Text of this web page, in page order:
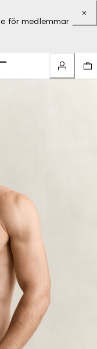
för medlemmar